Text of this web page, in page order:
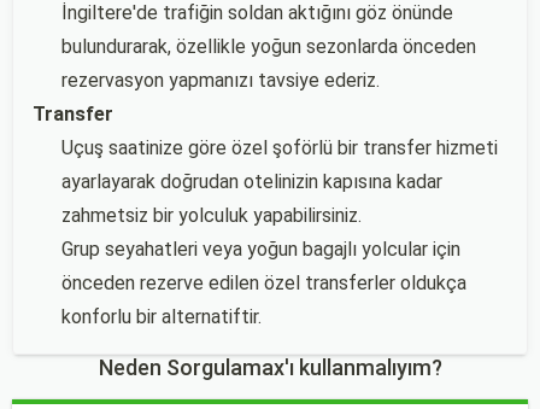
İngiltere'de trafiğin soldan aktığını göz önünde
bulundurarak, özellikle yoğun sezonlarda önceden
rezervasyon yapmanızı tavsiye ederiz.
Transfer
Uçuş saatinize göre özel şoförlü bir transfer hizmeti
ayarlayarak doğrudan otelinizin kapısına kadar
zahmetsiz bir yolculuk yapabilirsiniz.
Grup seyahatleri veya yoğun bagajlı yolcular için
önceden rezerve edilen özel transferler oldukça
konforlu bir alternatiftir.
Neden Sorgulamax'ı kullanmalıyım?